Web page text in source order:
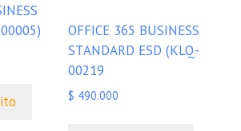
OFFICE 365 BUSINESS
STANDARD ESD (KLQ-
00219
$ 490.000